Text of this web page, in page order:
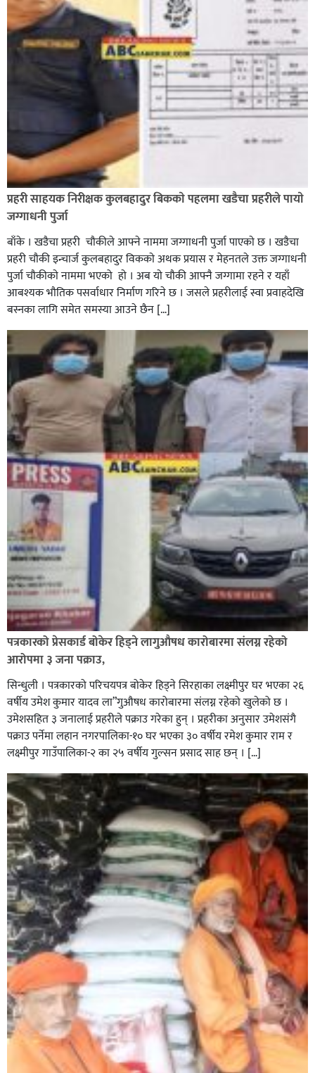
भिक्षा मागेर कारमा घुम्ने बाबाहरूलाई दाङ प्रहरीले पक्राउ,भारत
फर्कने सर्तमा रिहा,
रौतहटमा १२ हजार लिटर पेट्रोल बोकेको ट्यांकर दुर्घटनापछि
आगलागी सडक अबरुद्ध,
घोराहीको समृद्धिका लागि वडा–वडामा विशेष अभियान सञ्चालन
हुने,
प्रहरी साहयक निरीक्षक कुलबहादुर बिककाे पहलमा खडैचा प्रहरीले पायाे
जग्गाधनी पुर्जा
बाँके । खडैचा प्रहरी चाैकीले आफ्ने नाममा जग्गाधनी पुर्जा पाएकाे छ । खडैचा
प्रहरी चाैकी इन्चार्ज कुलबहादुर विककाे अथक प्रयास र मेहनतले उक्त जग्गाधनी
पुर्जा चाैकीकाे नाममा भएको हाे । अब याे चाैकी आफ्नै जग्गामा रहने र यहाँ
आबश्यक भाैतिक पसर्वाधार निर्माण गरिने छ । जसले प्रहरीलाई स्वा प्रवाहदेखि
बस्नका लागि समेत समस्या आउने छैन […]
पत्रकारको प्रेसकार्ड बोकेर हिड्ने लागुऔषध कारोबारमा संलग्न रहेको
आरोपमा ३ जना पक्राउ,
सिन्धुली । पत्रकारको परिचयपत्र बोकेर हिड्ने सिरहाका लक्ष्मीपुर घर भएका २६
वर्षीय उमेश कुमार यादव ला”गुऔषध कारोबारमा संलग्न रहेको खुलेको छ ।
उमेशसहित ३ जनालाई प्रहरीले पक्राउ गरेका हुन् । प्रहरीका अनुसार उमेशसंगै
पक्राउ पर्नेमा लहान नगरपालिका-१० घर भएका ३० वर्षीय रमेश कुमार राम र
लक्ष्मीपुर गाउँपालिका-२ का २५ वर्षीय गुल्सन प्रसाद साह छन् । […]